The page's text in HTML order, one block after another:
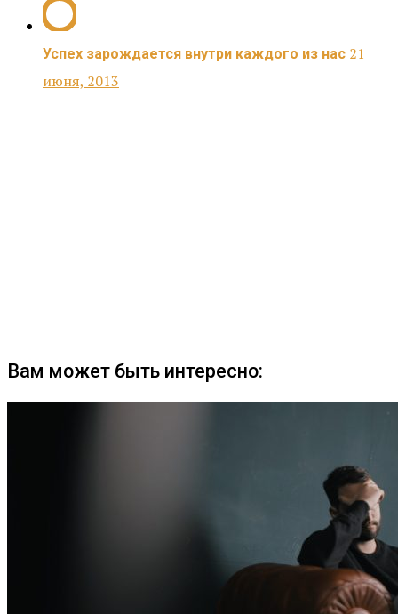
Успех зарождается внутри каждого из нас 21
июня, 2013
Вам может быть интересно: